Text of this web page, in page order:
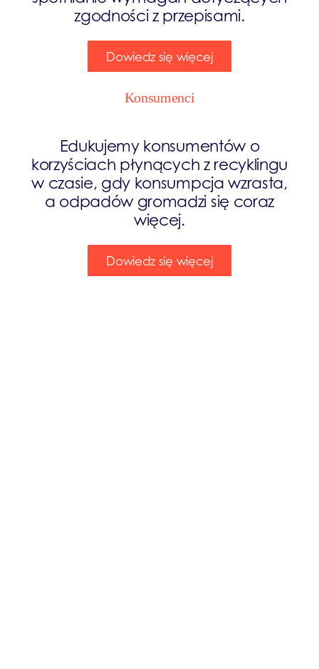
zgodności z przepisami.
Dowiedz się więcej
Konsumenci
Edukujemy konsumentów o
korzyściach płynących z recyklingu
w czasie, gdy konsumpcja wzrasta,
a odpadów gromadzi się coraz
więcej.
Dowiedz się więcej